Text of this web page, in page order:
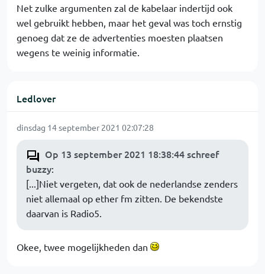
Net zulke argumenten zal de kabelaar indertijd ook
wel gebruikt hebben, maar het geval was toch ernstig
genoeg dat ze de advertenties moesten plaatsen
wegens te weinig informatie.
Ledlover
dinsdag 14 september 2021 02:07:28
Op 13 september 2021 18:38:44 schreef
buzzy:
[...]Niet vergeten, dat ook de nederlandse zenders
niet allemaal op ether fm zitten. De bekendste
daarvan is Radio5.
Okee, twee mogelijkheden dan